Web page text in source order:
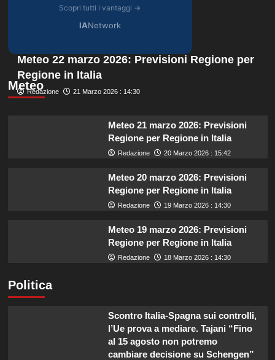
Scopri tutti i vantaggi →
IANetwork
Meteo
Meteo 22 marzo 2026: Previsioni Regione per
Regione in Italia
Redazione 21 Marzo 2026 : 14:30
Meteo 21 marzo 2026: Previsioni
Regione per Regione in Italia
Redazione 20 Marzo 2026 : 15:42
Meteo 20 marzo 2026: Previsioni
Regione per Regione in Italia
Redazione 19 Marzo 2026 : 14:30
Meteo 19 marzo 2026: Previsioni
Regione per Regione in Italia
Redazione 18 Marzo 2026 : 14:30
Politica
Scontro Italia-Spagna sui controlli,
l’Ue prova a mediare. Tajani “Fino
al 15 agosto non potremo
cambiare decisione su Schengen”